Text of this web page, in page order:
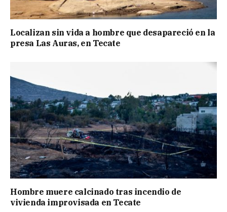
Localizan sin vida a hombre que desapareció en la
presa Las Auras, en Tecate
Hombre muere calcinado tras incendio de
vivienda improvisada en Tecate